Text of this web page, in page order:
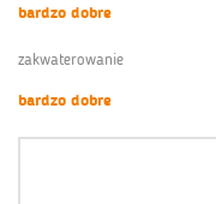
bardzo dobre
zakwaterowanie
bardzo dobre